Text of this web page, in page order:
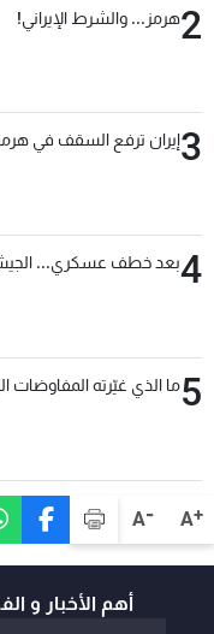
A+
A-
2هرمز... والشرط الإيراني!
3إيران ترفع السقف في
4بعد خطف عسكري...
5ما الذي غيّرته المفاوضات
أهم الأخبار و